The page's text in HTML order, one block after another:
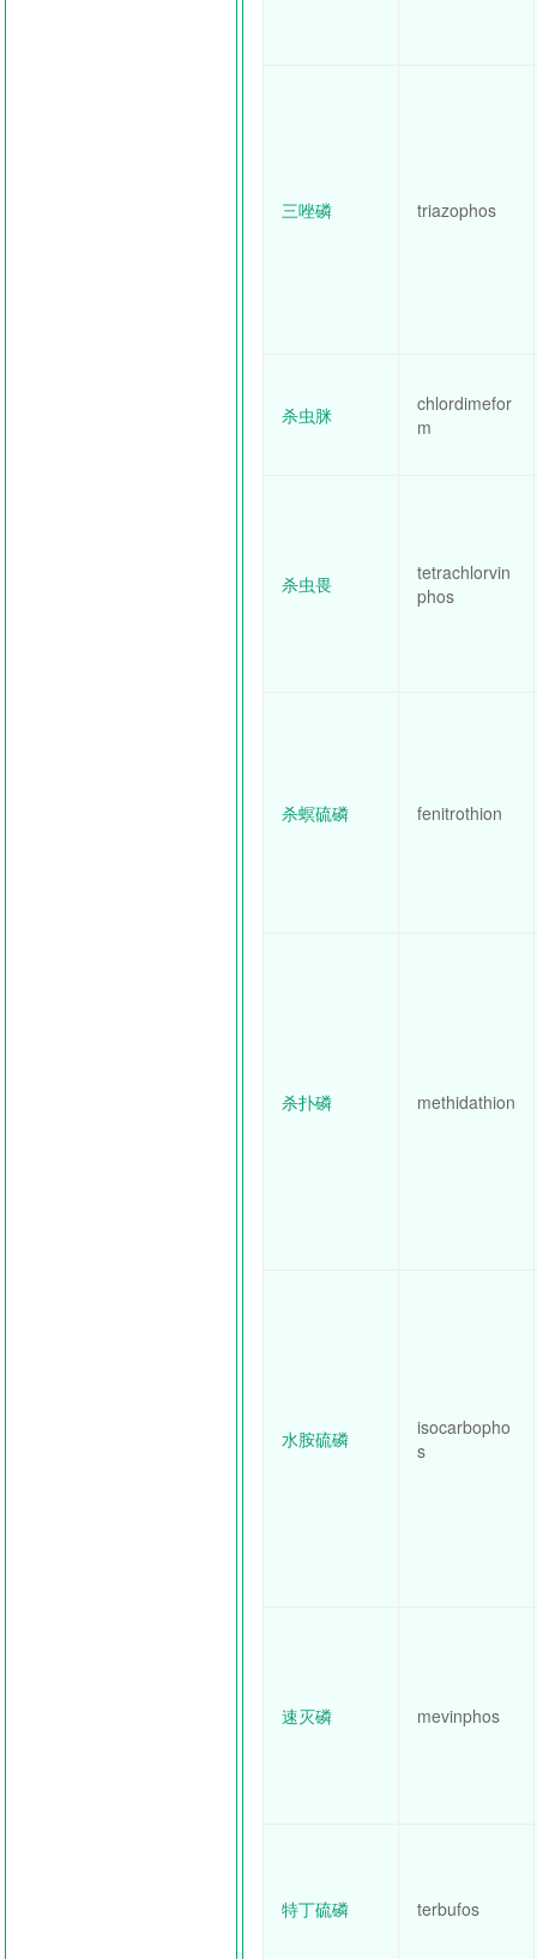
三唑磷 triazophos
杀虫脒
chlordimefor
m
杀虫畏
tetrachlorvin
phos
杀螟硫磷 fenitrothion
杀扑磷 methidathion
水胺硫磷
isocarbopho
s
速灭磷 mevinphos
特丁硫磷 terbufos